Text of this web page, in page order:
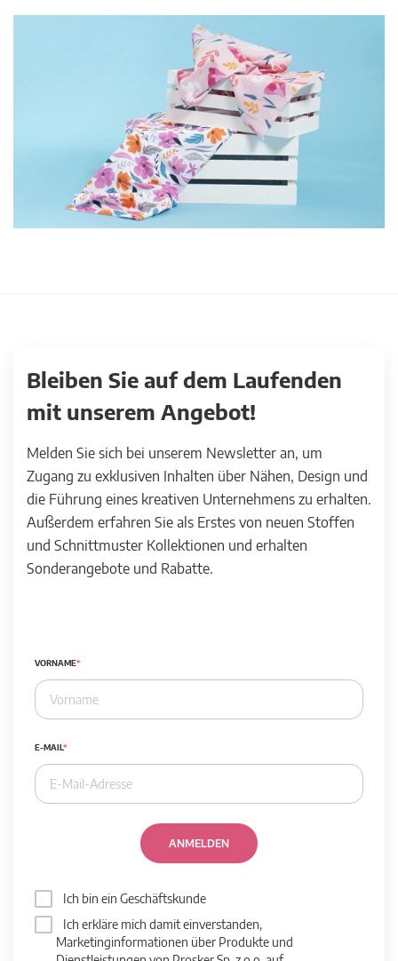
Bleiben Sie auf dem Laufenden
mit unserem Angebot!
Melden Sie sich bei unserem Newsletter an, um
Zugang zu exklusiven Inhalten über Nähen, Design und
die Führung eines kreativen Unternehmens zu erhalten.
Außerdem erfahren Sie als Erstes von neuen Stoffen
und Schnittmuster Kollektionen und erhalten
Sonderangebote und Rabatte.
VORNAME
E-MAIL
ANMELDEN
Ich bin ein Geschäftskunde
Ich erkläre mich damit einverstanden,
Marketinginformationen über Produkte und